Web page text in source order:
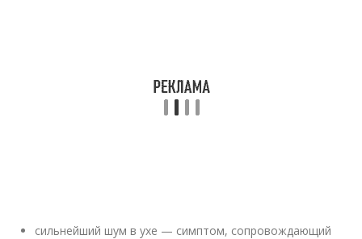
сильнейший шум в ухе — симптом, сопровождающий